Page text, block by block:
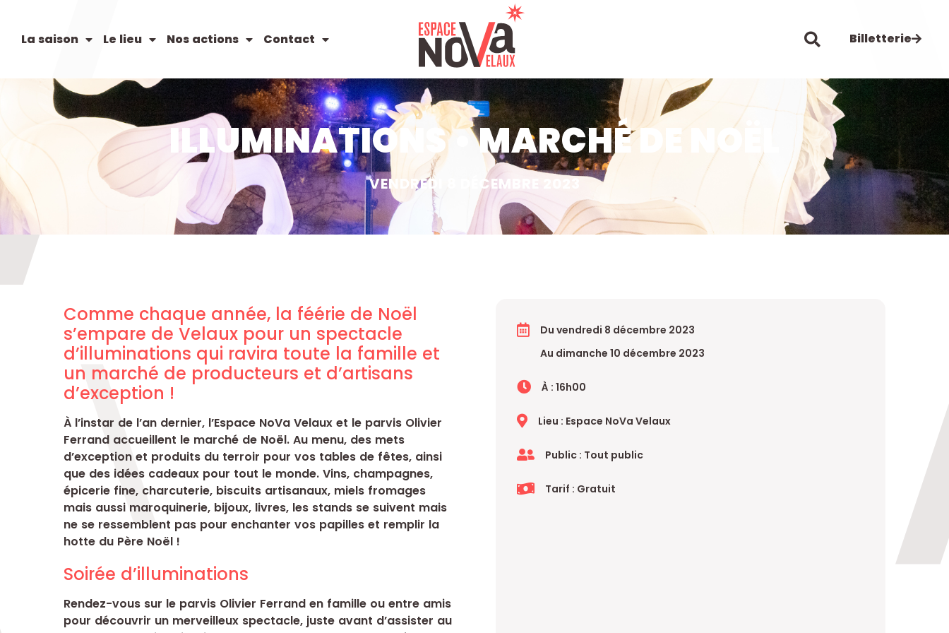
La saison Le lieu Nos actions Contact Billetterie
ILLUMINATIONS • MARCHÉ DE NOËL
VENDREDI 8 DÉCEMBRE 2023
Comme chaque année, la féérie de Noël
s’empare de Velaux pour un spectacle
d’illuminations qui ravira toute la famille et
un marché de producteurs et d’artisans
d’exception !
À l’instar de l’an dernier, l’Espace NoVa Velaux et le parvis Olivier
Ferrand accueillent le marché de Noël. Au menu, des mets
d’exception et produits du terroir pour vos tables de fêtes, ainsi
que des idées cadeaux pour tout le monde. Vins, champagnes,
épicerie fine, charcuterie, biscuits artisanaux, miels fromages
mais aussi maroquinerie, bijoux, livres, les stands se suivent mais
ne se ressemblent pas pour enchanter vos papilles et remplir la
hotte du Père Noël !
Soirée d’illuminations
Rendez-vous sur le parvis Olivier Ferrand en famille ou entre amis
pour découvrir un merveilleux spectacle, juste avant d’assister au
Du vendredi 8 décembre 2023
Au dimanche 10 décembre 2023
À : 16h00
Lieu : Espace NoVa Velaux
Public : Tout public
Tarif : Gratuit